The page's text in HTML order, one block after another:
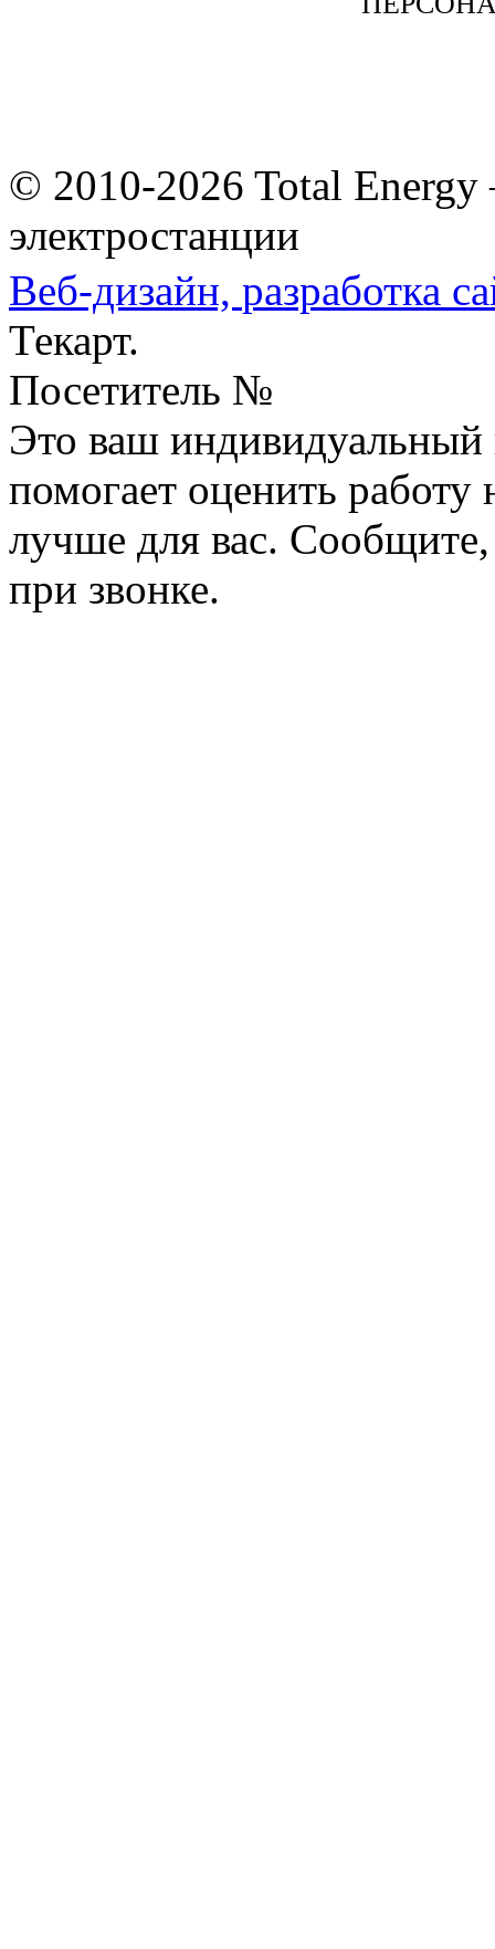
© 2010-2026 Total
электростанции
Веб-дизайн, разработка
Текарт.
Посетитель №
Это ваш
помогает оценить работу
лучше для вас.
при звонке.